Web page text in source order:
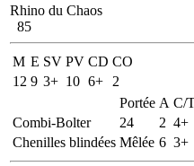
Rhino du Chaos
85
M E SV PV CD CO
12 9 3+ 10 6+
2
Portée A C/
Combi-Bolter
24 2 4+
Chenilles blindées Mêlée 6 3+